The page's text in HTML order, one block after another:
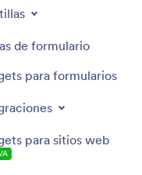
de formulario
para formularios
para sitios web